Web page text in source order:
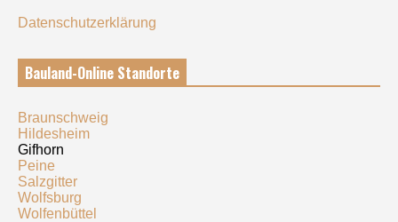
Datenschutzerklärung
Bauland-Online Standorte
Braunschweig
Hildesheim
Gifhorn
Peine
Salzgitter
Wolfsburg
Wolfenbüttel